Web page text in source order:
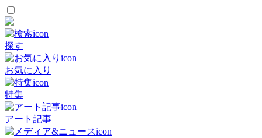
探す
お気に入り
特集
アート記事